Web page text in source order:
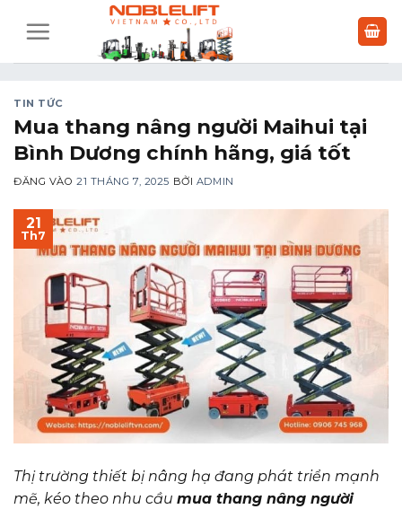
qua
TIN TỨC
Mua thang nâng người Maihui tại
Bình Dương chính hãng, giá tốt
ĐĂNG VÀO21 THÁNG 7, 2025 BỞI ADMIN
21
Th7
Thị trường thiết bị nâng hạ đang phát triển mạnh
mẽ, kéo theo nhu cầu mua thang nâng người